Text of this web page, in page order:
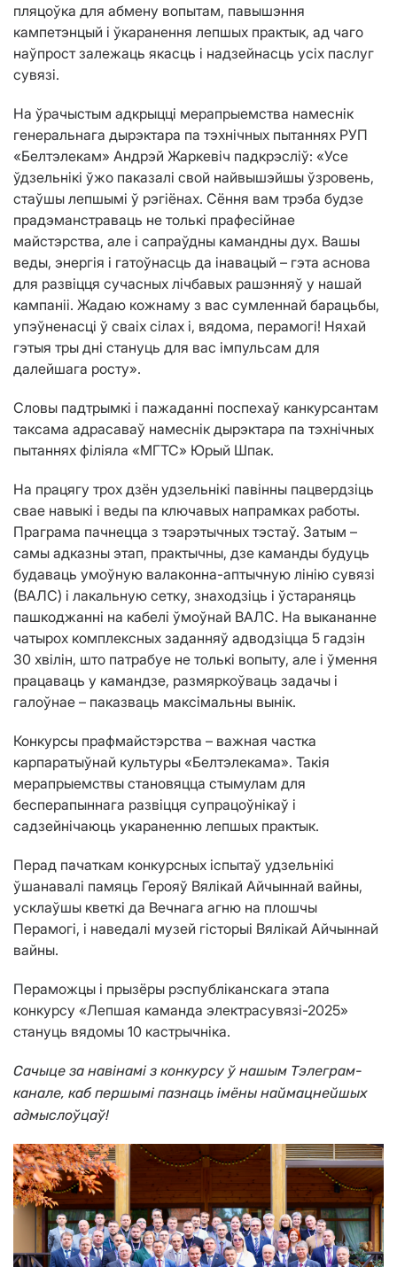
пляцоўка для абмену вопытам, павышэння
кампетэнцый і ўкаранення лепшых практык, ад чаго
наўпрост залежаць якасць і надзейнасць усіх паслуг
сувязі.
На ўрачыстым адкрыцці мерапрыемства намеснік
генеральнага дырэктара па тэхнічных пытаннях РУП
«Белтэлекам» Андрэй Жаркевіч падкрэсліў: «Усе
ўдзельнікі ўжо паказалі свой найвышэйшы ўзровень,
стаўшы лепшымі ў рэгіёнах. Сёння вам трэба будзе
прадэманстраваць не толькі прафесійнае
майстэрства, але і сапраўдны камандны дух. Вашы
веды, энергія і гатоўнасць да інавацый – гэта аснова
для развіцця сучасных лічбавых рашэнняў у нашай
кампаніі. Жадаю кожнаму з вас сумленнай барацьбы,
упэўненасці ў сваіх сілах і, вядома, перамогі! Няхай
гэтыя тры дні стануць для вас імпульсам для
далейшага росту».
Словы падтрымкі і пажаданні поспехаў канкурсантам
таксама адрасаваў намеснік дырэктара па тэхнічных
пытаннях філіяла «МГТС» Юрый Шпак.
На працягу трох дзён удзельнікі павінны пацвердзіць
свае навыкі і веды па ключавых напрамках работы.
Праграма пачнецца з тэарэтычных тэстаў. Затым –
самы адказны этап, практычны, дзе каманды будуць
будаваць умоўную валаконна-аптычную лінію сувязі
(ВАЛС) і лакальную сетку, знаходзіць і ўстараняць
пашкоджанні на кабелі ўмоўнай ВАЛС. На выкананне
чатырох комплексных заданняў адводзіцца 5 гадзін
30 хвілін, што патрабуе не толькі вопыту, але і ўмення
працаваць у камандзе, размяркоўваць задачы і
галоўнае – паказваць максімальны вынік.
Конкурсы прафмайстэрства – важная частка
карпаратыўнай культуры «Белтэлекама». Такія
мерапрыемствы становяцца стымулам для
бесперапыннага развіцця супрацоўнікаў і
садзейнічаюць укараненню лепшых практык.
Перад пачаткам конкурсных іспытаў удзельнікі
ўшанавалі памяць Герояў Вялікай Айчыннай вайны,
усклаўшы кветкі да Вечнага агню на плошчы
Перамогі, і наведалі музей гісторыі Вялікай Айчыннай
вайны.
Пераможцы і прызёры рэспубліканскага этапа
конкурсу «Лепшая каманда электрасувязі-2025»
стануць вядомы 10 кастрычніка.
Сачыце за навінамі з конкурсу ў нашым Тэлеграм-
канале, каб першымі пазнаць імёны наймацнейшых
адмыслоўцаў!